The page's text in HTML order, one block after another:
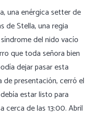
una enérgica setter de
de Stella, una regia
del nido vacío
que toda señora bien
dejar pasar esta
presentación, cerró el
estar listo para
cerca de las 13:00. Abril